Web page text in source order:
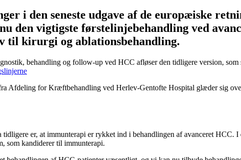
i den seneste udgave af de europæiske
den vigtigste førstelinjebehandling ved
til kirurgi og ablationsbehandling.
behandling og follow-up ved HCC afløser den tidligere version,
Afdeling for Kræftbehandling ved Herlev-Gentofte Hospital glæder sig
tidligere er, at immunterapi er rykket ind i behandlingen af avanceret
som kandiderer til immunterapi.